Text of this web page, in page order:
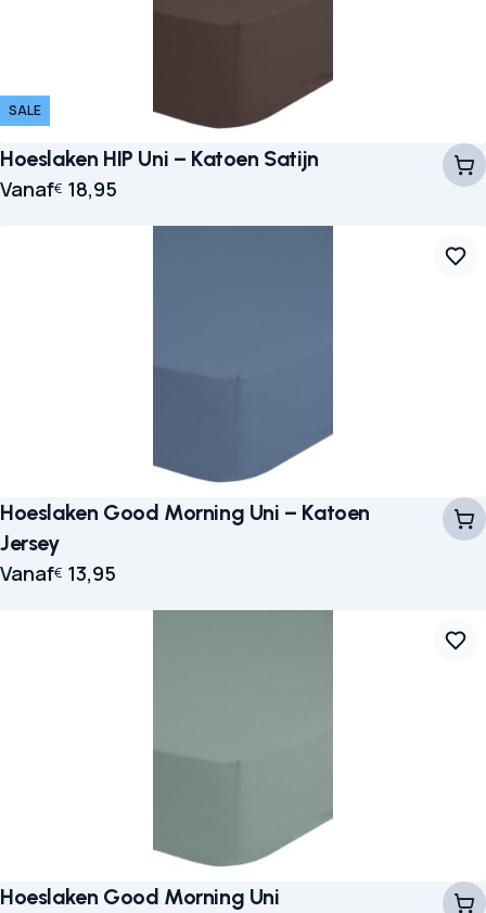
SALE
Hoeslaken HIP Uni – Katoen Satijn
Vanaf€ 18,95
Hoeslaken Good Morning Uni – Katoen
Jersey
Vanaf€ 13,95
Hoeslaken Good Morning Uni